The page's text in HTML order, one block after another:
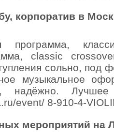
корпоратив в
программа,
classic
сольно, под
музыкальное
надёжно.
event/ 8-910-4-
мероприятий на